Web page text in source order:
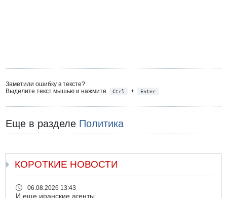
Заметили ошибку в тексте?
Выделите текст мышью и нажмите
Ctrl + Enter
Еще в разделе Политика
КОРОТКИЕ НОВОСТИ
06.08.2026 13:43
И еще иранские агенты